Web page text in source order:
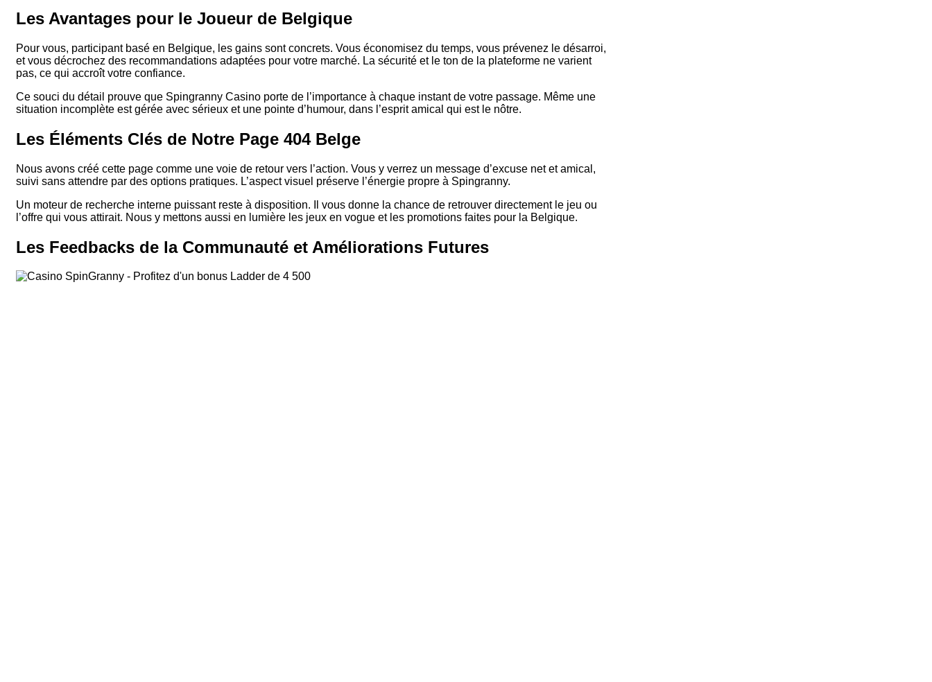
Les Avantages pour le Joueur de Belgique
Pour vous, participant basé en Belgique, les gains sont concrets. Vous économisez du temps, vous prévenez le désarroi,
et vous décrochez des recommandations adaptées pour votre marché. La sécurité et le ton de la plateforme ne varient
pas, ce qui accroît votre confiance.
Ce souci du détail prouve que Spingranny Casino porte de l’importance à chaque instant de votre passage. Même une
situation incomplète est gérée avec sérieux et une pointe d’humour, dans l’esprit amical qui est le nôtre.
Les Éléments Clés de Notre Page 404 Belge
Nous avons créé cette page comme une voie de retour vers l’action. Vous y verrez un message d’excuse net et amical,
suivi sans attendre par des options pratiques. L’aspect visuel préserve l’énergie propre à Spingranny.
Un moteur de recherche interne puissant reste à disposition. Il vous donne la chance de retrouver directement le jeu ou
l’offre qui vous attirait. Nous y mettons aussi en lumière les jeux en vogue et les promotions faites pour la Belgique.
Les Feedbacks de la Communauté et Améliorations Futures